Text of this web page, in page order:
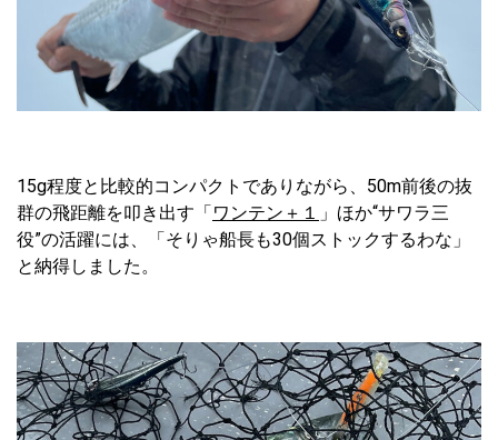
15g程度と比較的コンパクトでありながら、50m前後の抜
群の飛距離を叩き出す「ワンテン＋１
」ほか“サワラ三
役”の活躍には、「そりゃ船長も30個ストックするわな」
と納得しました。